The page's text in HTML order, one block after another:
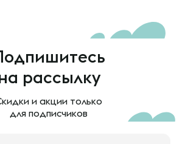
рассылку
и акции только
для подписчиков